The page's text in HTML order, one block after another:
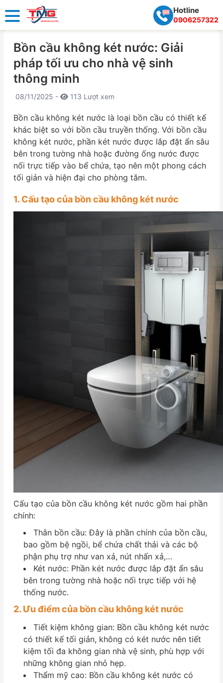
Hotline
0906257322
Bồn cầu không két nước: Giải
pháp tối ưu cho nhà vệ sinh
thông minh
08/11/2025 - 113 Lượt xem
Bồn cầu không két nước là loại bồn cầu có thiết kế
khác biệt so với bồn cầu truyền thống. Với bồn cầu
không két nước, phần két nước được lắp đặt ẩn sâu
bên trong tường nhà hoặc đường ống nước được
nối trực tiếp vào bể chứa, tạo nên một phong cách
tối giản và hiện đại cho phòng tắm.
1. Cấu tạo của bồn cầu không két nước
Cấu tạo của bồn cầu không két nước gồm hai phần
chính:
Thân bồn cầu: Đây là phần chính của bồn cầu,
bao gồm bệ ngồi, bể chứa chất thải và các bộ
phận phụ trợ như van xả, nút nhấn xả,…
Két nước: Phần két nước được lắp đặt ẩn sâu
bên trong tường nhà hoặc nối trực tiếp với hệ
thống nước.
2. Ưu điểm của bồn cầu không két nước
Tiết kiệm không gian: Bồn cầu không két nước
có thiết kế tối giản, không có két nước nên tiết
kiệm tối đa không gian nhà vệ sinh, phù hợp với
những không gian nhỏ hẹp.
Thẩm mỹ cao: Bồn cầu không két nước có